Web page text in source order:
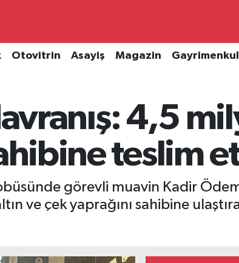
Otovitrin Asayiş Magazin Gayrimenkul
4,5
teslim
görevli muavin Kadir
ve çek yaprağını sahibine